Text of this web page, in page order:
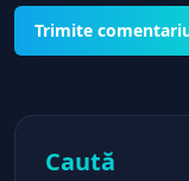
Caută